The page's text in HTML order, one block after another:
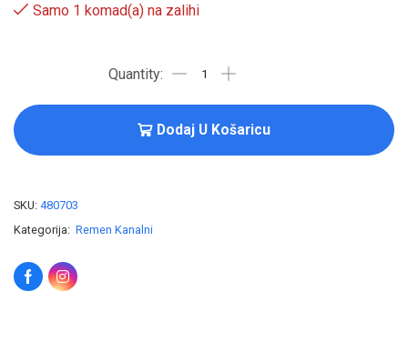
Samo 1 komad(a) na zalihi
Dodaj U Košaricu
SKU: 480703
Kategorija: Remen Kanalni